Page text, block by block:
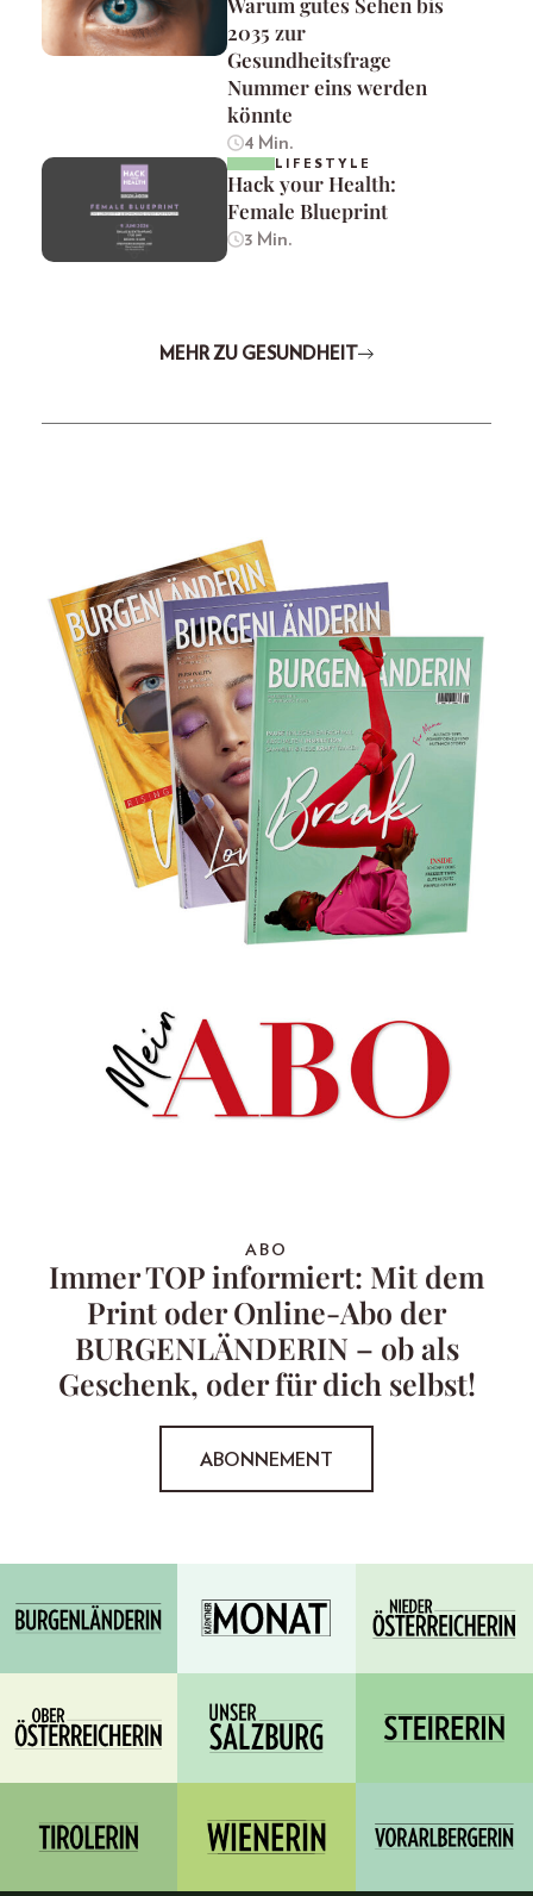
Warum gutes Sehen bis
2035 zur
Gesundheitsfrage
Nummer eins werden
könnte
4 Min.
LIFESTYLE
Hack your Health:
Female Blueprint
3 Min.
MEHR ZU GESUNDHEIT
ABO
Immer TOP informiert: Mit dem
Print oder Online-Abo der
BURGENLÄNDERIN – ob als
Geschenk, oder für dich selbst!
ABONNEMENT